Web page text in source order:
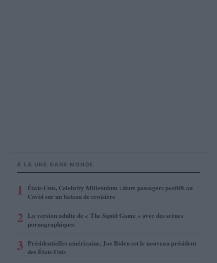
À LA UNE DANS MONDE
1
États-Unis, Celebrity Millennium : deux passagers positifs au
Covid sur un bateau de croisière
2 La version adulte de « The Squid Game » avec des scènes
pornographiques
3 Présidentielles américaine, Joe Biden est le nouveau président
des États-Unis